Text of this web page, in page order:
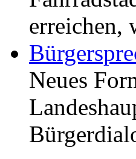
erreichen,
Neues